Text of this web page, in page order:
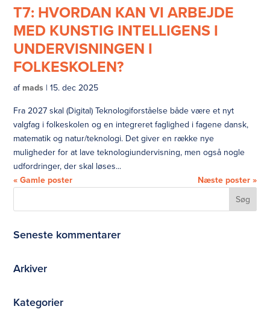
T7: HVORDAN KAN VI ARBEJDE
MED KUNSTIG INTELLIGENS I
UNDERVISNINGEN I
FOLKESKOLEN?
afmads |15. dec 2025
Fra 2027 skal (Digital) Teknologiforståelse både være et nyt
valgfag i folkeskolen og en integreret faglighed i fagene dansk,
matematik og natur/teknologi. Det giver en række nye
muligheder for at lave teknologiundervisning, men også nogle
udfordringer, der skal løses...
« Gamle poster
Næste poster »
Seneste kommentarer
Arkiver
Kategorier